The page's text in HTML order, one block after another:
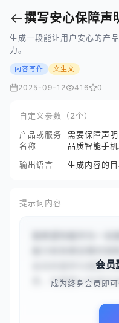
←撰写安心保障声
生成一段能让用户安心的产
力。
内容写作 文生文
2025-09-12 416 0
自定义参数（2个）
产品或服务
名称
需要保障声
品质智能手机
输出语言
生成内容的
提示词内容
会向你提供与销售文
景，你需要以专家
会员
成为终身会员即